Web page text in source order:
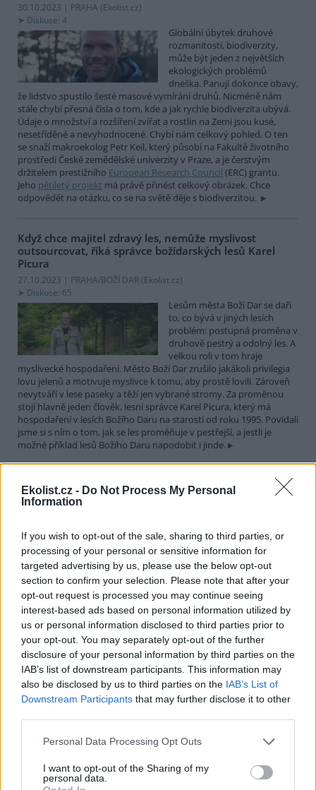
Ekolist.cz - Do Not Process My Personal
Information
If you wish to opt-out of the sale, sharing to third parties, or
processing of your personal or sensitive information for
targeted advertising by us, please use the below opt-out
section to confirm your selection. Please note that after your
opt-out request is processed you may continue seeing
interest-based ads based on personal information utilized by
us or personal information disclosed to third parties prior to
your opt-out. You may separately opt-out of the further
disclosure of your personal information by third parties on the
IAB’s list of downstream participants. This information may
also be disclosed by us to third parties on the IAB’s List of
Downstream Participants that may further disclose it to other
Personal Data Processing Opt Outs
I want to opt-out of the Sharing of my
personal data.
30.10.2023 | PRAHA (Ekolist.cz)
Diskuse: 4
Globální úbytek druhové
rozmanitosti, biodiverzity,
může být jeden z největších
ekologických problémů
dneška. Panují dokonce obavy,
že lidstvo spustilo šesté masové vymírání druhů. Nicméně nám
stále chybí přesná čísla o tom, kde a jak rychle biodiverzita ubývá.
Údaje o množství a rozšíření zvířat a rostlin na Zemi jsou kusé,
nesetříděné a nevyhodnocené. Chybí nám celkový pohled. O ten
se snaží makroekolog Petr Keil, který působí na Fakultě životního
prostředí České zemědělské univerzity v Praze, a je čerstvým
držitelem prestižního European Research Council (ERC) grantu.
Jeho pětiletý projekt má právě přinést celkový obrázek. Chce
odpovědět na otázku, co se na světě děje s biodiverzitou.
Když chce majitel zdravý les, nemůže myslivost
outsourcovat, říká správce božídarských lesů Karel
Picura
27.10.2023 | PRAHA/BOŽÍ DAR (Ekolist.cz)
Diskuse: 65
Lesům města Boží Dar se daří
to, co bývá v jiných lesích
problém: postupná proměna v
druhově pestrý a odolný les. A
velkou roli v tom hraje
myslivecké hospodaření. Město Boží Dar zrušilo jakákoli privilegia
lovu jelenů a motivuje myslivce k tomu, aby prostě lovili. Zároveň
nevytváří v lese paseky a těží jen vybrané stromy. Za proměnou
stojí hlavně jeden člověk, lesní správce Karel Picura, který má
hospodaření v lesích Božího Daru na starosti od roku 1995. Povídali
jsme si s ním o tom, jak se les proměňuje v pestřejší, a jestli je
možné příklad lesů Božího Daru napodobit i jinde.
K čemu byly hlavaté vrby? O mizejícím fenoménu
Poodří hovoří arborista Ivan V. Bartoš
Kdysi jich v krajině Poodří byly
tisíce. Do dnešní doby se jich
zachovalo několik stovek. Řeč
je tzv. hlavatých vrbách. Nejde
jen o kulturní fenomén, ale
také zajímavé téma ochrany
přírody. Dutiny hlavatých vrb jsou důležité pro chráněné brouky
páchníky hnědé. O hlavatých vrbách jsme si povídali s Ivanem V.
Bartošem ze ZO ČSOP Studénka, který se coby arborista podílel na
pětiletém projektuLIFE Osmoderma - Ochrana páchníka hnědého
v EVL Poodří .
Obědy v lesní školce a hygiena? Tuhle cestičku už jsme
prošlapali, říká šéfka Asociace lesních mateřských škol
Diskuse: 4
Děti, které chodí do lesních